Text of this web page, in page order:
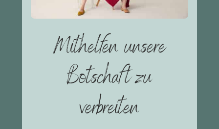
Mithelfen unsere
Botschaft zu
verbreiten